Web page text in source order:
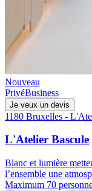
Nouveau
PrivéBusiness
Je veux un devis
1180 Bruxelles -
L'Atelier Bascule
Blanc et lumière
l’ensemble une
Maximum 70